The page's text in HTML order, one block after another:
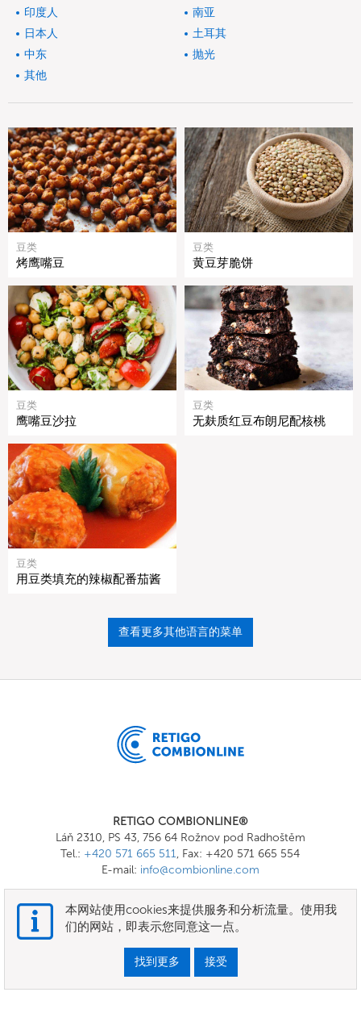
印度人
南亚
日本人
土耳其
中东
抛光
其他
豆类
烤鹰嘴豆
豆类
黄豆芽脆饼
豆类
鹰嘴豆沙拉
豆类
无麸质红豆布朗尼配核桃
豆类
用豆类填充的辣椒配番茄酱
查看更多其他语言的菜单
RETIGO COMBIONLINE®
Láň 2310, PS 43, 756 64 Rožnov pod Radhoštěm
Tel.: +420 571 665 511, Fax: +420 571 665 554
E-mail: info@combionline.com
OnlineMenu
条款和条件
本网站使用cookies来提供服务和分析流量。使用我
们的网站，即表示您同意这一点。
找到更多 接受